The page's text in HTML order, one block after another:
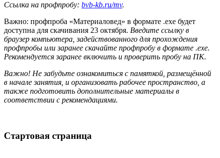
Ссылка на профпробу: bvb-kb.ru/mv.
Важно: профпроба «Материаловед» в формате .exe будет
доступна для скачивания 23 октября. Введите ссылку в
браузер компьютера, задействованного для прохождения
профпробы или заранее скачайте профпробу в формате .exe.
Рекомендуется заранее включить и проверить пробу на ПК.
Важно! Не забудьте ознакомиться с памяткой, размещённой
в начале занятия, и организовать рабочее пространство, а
также подготовить дополнительные материалы в
соответствии с рекомендациями.
Стартовая страница